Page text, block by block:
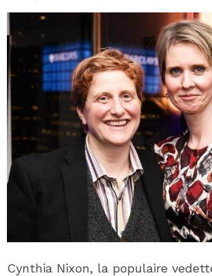
Cynthia Nixon, la populaire